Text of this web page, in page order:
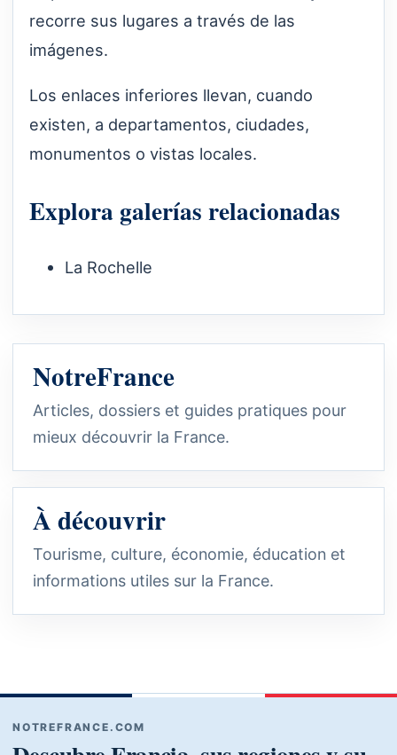
recorre sus lugares a través de las
imágenes.
Los enlaces inferiores llevan, cuando
existen, a departamentos, ciudades,
monumentos o vistas locales.
Explora galerías relacionadas
La Rochelle
NotreFrance
Articles, dossiers et guides pratiques pour
mieux découvrir la France.
À découvrir
Tourisme, culture, économie, éducation et
informations utiles sur la France.
NOTREFRANCE.COM